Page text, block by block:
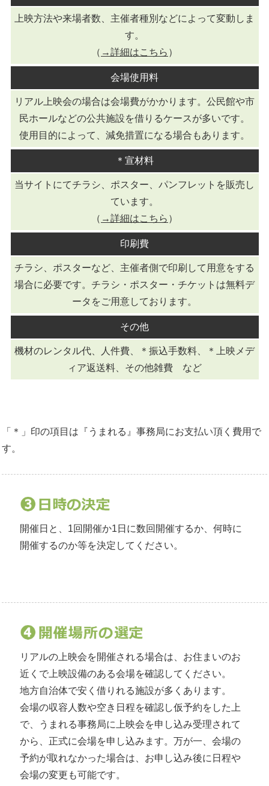
上映方法や来場者数、主催者種別などによって変動しま
す。
（ →詳細はこちら ）
会場使用料
リアル上映会の場合は会場費がかかります。公民館や市
民ホールなどの公共施設を借りるケースが多いです。
使用目的によって、減免措置になる場合もあります。
＊宣材料
当サイトにてチラシ、ポスター、パンフレットを販売し
ています。
（ →詳細はこちら ）
印刷費
チラシ、ポスターなど、主催者側で印刷して用意をする
場合に必要です。チラシ・ポスター・チケットは無料デ
ータをご用意しております。
その他
機材のレンタル代、人件費、＊振込手数料、＊上映メデ
ィア返送料、その他雑費 など
「＊」印の項目は『うまれる』事務局にお支払い頂く費用で
す。
開催日と、1回開催か1日に数回開催するか、何時に
開催するのか等を決定してください。
リアルの上映会を開催される場合は、お住まいのお
近くで上映設備のある会場を確認してください。
地方自治体で安く借りれる施設が多くあります。
会場の収容人数や空き日程を確認し仮予約をした上
で、うまれる事務局に上映会を申し込み受理されて
から、正式に会場を申し込みます。万が一、会場の
予約が取れなかった場合は、お申し込み後に日程や
会場の変更も可能です。